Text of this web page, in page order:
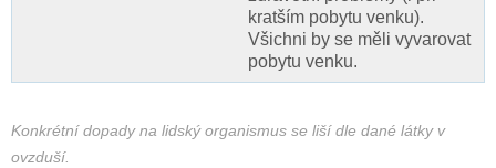
kratším pobytu venku).
Všichni by se měli vyvarovat
pobytu venku.
Konkrétní dopady na lidský organismus se liší dle dané látky v
ovzduší.